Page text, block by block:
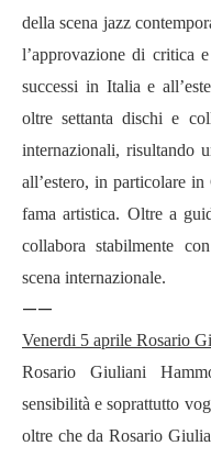
della scena jazz
l’approvazione di critica
successi in Italia e
oltre settanta dischi e
internazionali, risultando
all’estero, in particolare
fama artistica. Oltre a
collabora stabilmente
scena internazionale.
——
Venerdi 5 aprile Rosario
Rosario Giuliani
sensibilitàe soprattutto
oltre che da Rosario